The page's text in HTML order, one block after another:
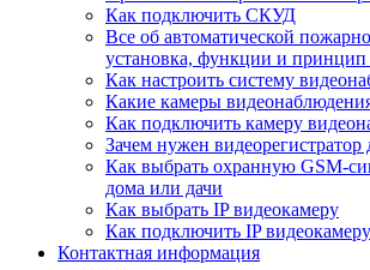
Как подключить СКУД
Все об автоматической
установка, функции и принцип
Как настроить систему
Какие камеры
Как подключить камеру
Зачем нужен видеорегистратор
Как выбрать охранную GSM-
дома или дачи
Как выбрать IP видеокамеру
Как подключить IP видеокамеру
Контактная информация